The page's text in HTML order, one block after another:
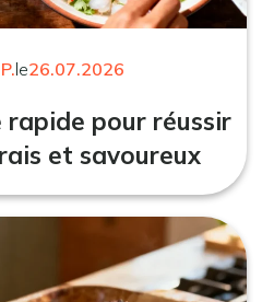
le26.07.2026
rapide pour réussir
et savoureux